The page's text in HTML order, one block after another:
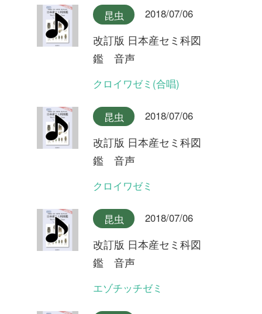
昆虫 2018/07/06
鑑 音声
エゾチッチゼミ
2018/07/06
改訂版 日本産セミ科図
チッチゼミ
昆虫 2018/07/06
鑑 音声
イワサキクサゼミ
昆虫 2018/07/06
改訂版 日本産セミ科図